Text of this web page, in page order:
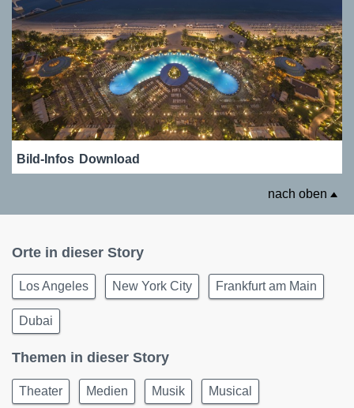
Bild-Infos Download
nach oben
Orte in dieser Story
Los Angeles New York City Frankfurt am Main
Dubai
Themen in dieser Story
Theater Medien Musik Musical